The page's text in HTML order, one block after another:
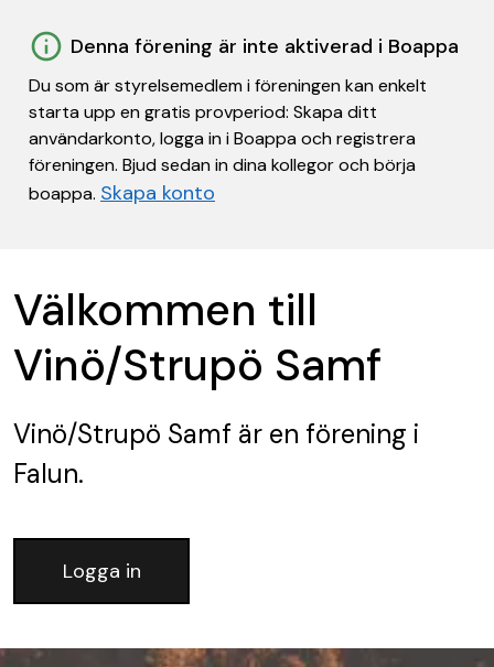
Denna förening är inte aktiverad i Boappa
Du som är styrelsemedlem i föreningen kan enkelt
starta upp en gratis provperiod: Skapa ditt
användarkonto, logga in i Boappa och registrera
föreningen. Bjud sedan in dina kollegor och börja
boappa. Skapa konto
Välkommen till
Vinö/Strupö Samf
Vinö/Strupö Samf är en förening i
Falun.
Logga in